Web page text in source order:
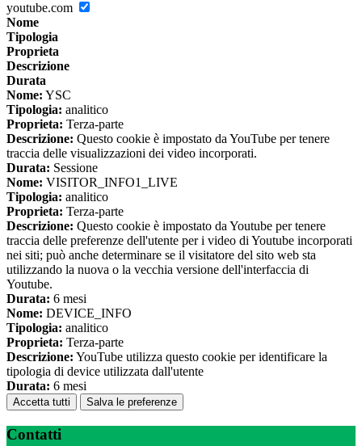
youtube.com
Nome
Tipologia
Proprieta
Descrizione
Durata
Nome: YSC
Tipologia: analitico
Proprieta: Terza-parte
Descrizione: Questo cookie è impostato da YouTube per tenere
traccia delle visualizzazioni dei video incorporati.
Durata: Sessione
Nome: VISITOR_INFO1_LIVE
Tipologia: analitico
Proprieta: Terza-parte
Descrizione: Questo cookie è impostato da Youtube per tenere
traccia delle preferenze dell'utente per i video di Youtube incorporati
nei siti; può anche determinare se il visitatore del sito web sta
utilizzando la nuova o la vecchia versione dell'interfaccia di
Youtube.
Durata: 6 mesi
Nome: DEVICE_INFO
Tipologia: analitico
Proprieta: Terza-parte
Descrizione: YouTube utilizza questo cookie per identificare la
tipologia di device utilizzata dall'utente
Durata: 6 mesi
Accetta tutti Salva le preferenze
Contatti